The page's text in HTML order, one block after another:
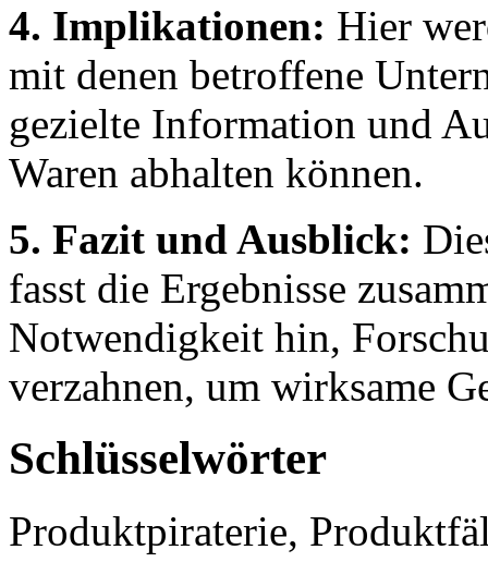
4. Implikationen: Hier
mit denen betroffene
gezielte Information und
Waren abhalten können.
5. Fazit und Ausblick:
fasst die Ergebnisse
Notwendigkeit hin,
verzahnen, um wirksame
Schlüsselwörter
Produktpiraterie,